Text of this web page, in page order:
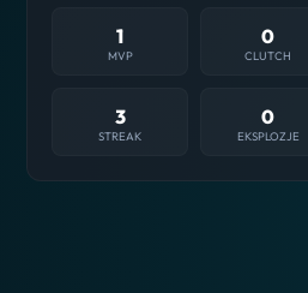
1
MVP
0
CLUTCH
3
STREAK
0
EKSPLOZJE